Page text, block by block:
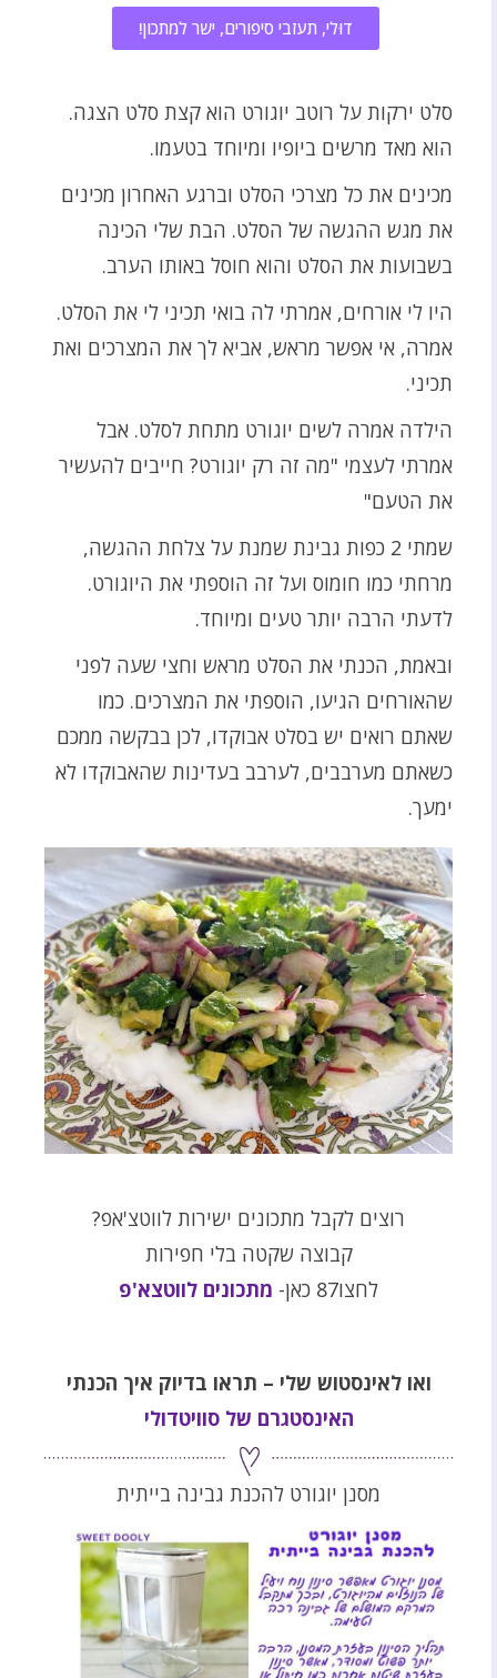
דוּלי, תעזבי סיפורים, ישר למתכון!
סלט ירקות על רוטב יוגורט הוא קצת סלט הצגה.
הוא מאד מרשים ביופיו ומיוחד בטעמו.
מכינים את כל מצרכי הסלט וברגע האחרון מכינים
את מגש ההגשה של הסלט. הבת שלי הכינה
בשבועות את הסלט והוא חוסל באותו הערב.
היו לי אורחים, אמרתי לה בואי תכיני לי את הסלט.
אמרה, אי אפשר מראש, אביא לך את המצרכים ואת
תכיני.
הילדה אמרה לשים יוגורט מתחת לסלט. אבל
אמרתי לעצמי "מה זה רק יוגורט? חייבים להעשיר
את הטעם"
שמתי 2 כפות גבינת שמנת על צלחת ההגשה,
מרחתי כמו חומוס ועל זה הוספתי את היוגורט.
לדעתי הרבה יותר טעים ומיוחד.
ובאמת, הכנתי את הסלט מראש וחצי שעה לפני
שהאורחים הגיעו, הוספתי את המצרכים. כמו
שאתם רואים יש בסלט אבוקדו, לכן בבקשה ממכם
כשאתם מערבבים, לערבב בעדינות שהאבוקדו לא
ימעך.
רוצים לקבל מתכונים ישירות לווטצ'אפ?
קבוצה שקטה בלי חפירות
לחצו87 כאן-
מתכונים לווטצא'פ
ואו לאינסטוש שלי – תראו בדיוק איך הכנתי
האינסטגרם של סוויטדולי
מסנן יוגורט להכנת גבינה בייתית